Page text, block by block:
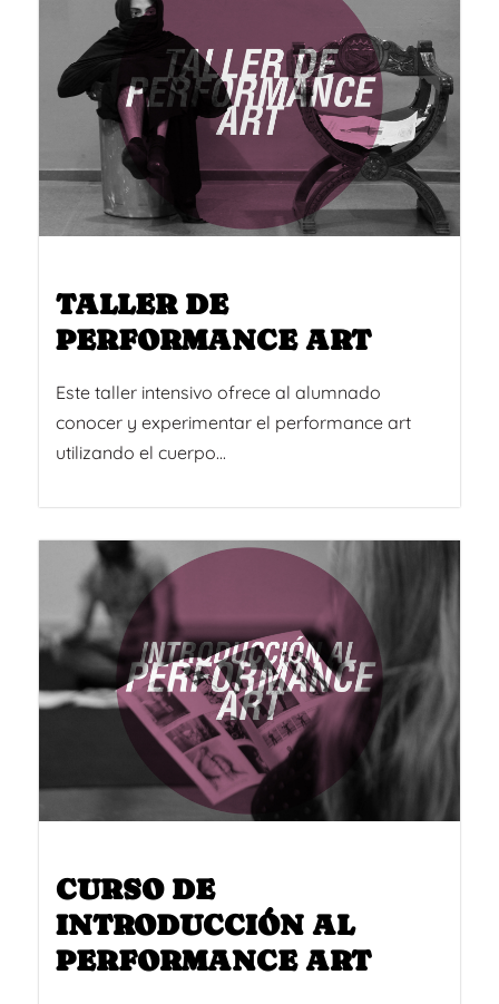
TALLER DE
PERFORMANCE ART
Este taller intensivo ofrece al alumnado
conocer y experimentar el performance art
utilizando el cuerpo...
CURSO DE
INTRODUCCIÓN AL
PERFORMANCE ART